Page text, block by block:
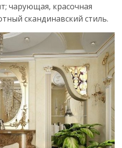
чарующая, красочная
скандинавский стиль.